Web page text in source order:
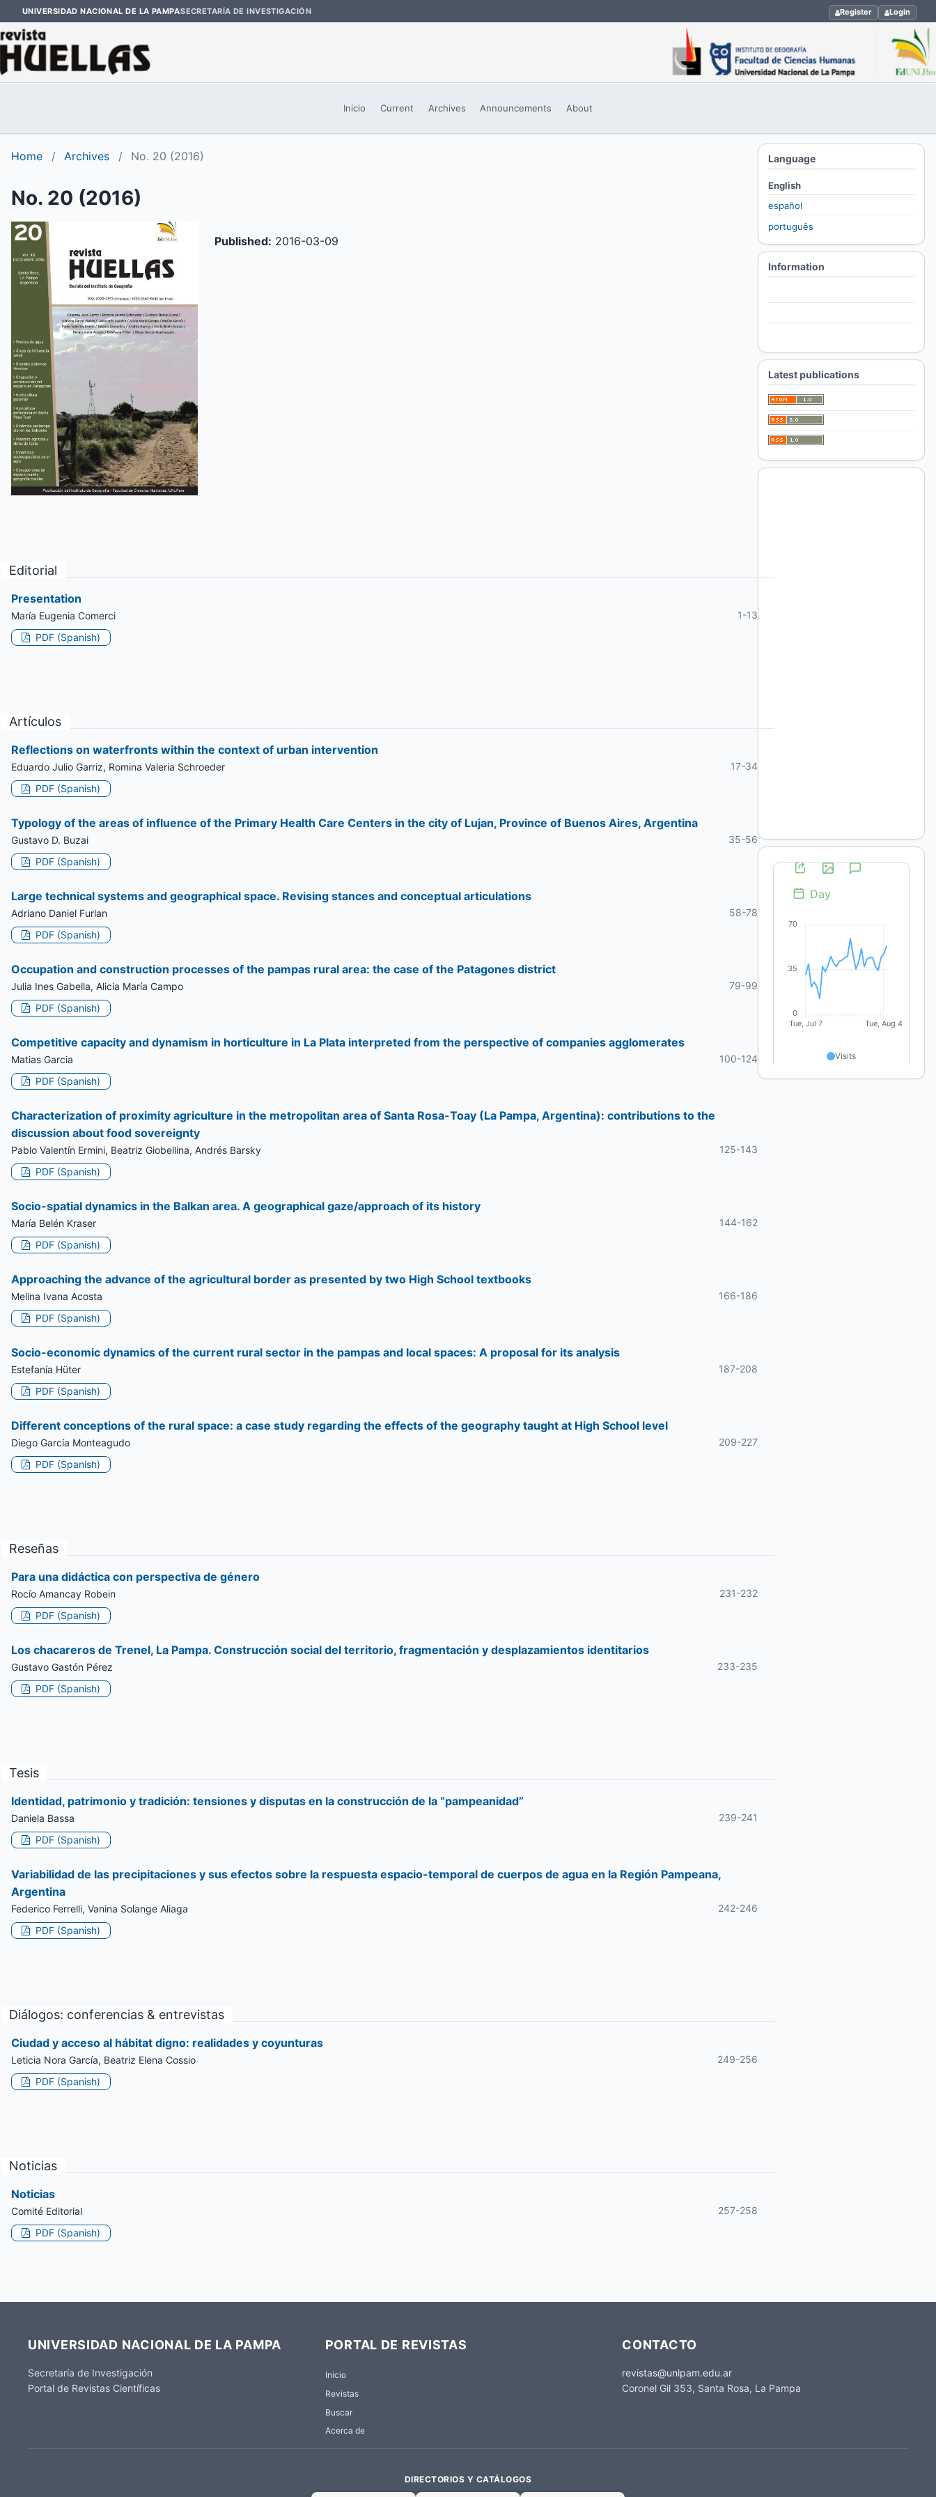
UNIVERSIDAD NACIONAL DE LA PAMPASECRETARÍA DE INVESTIGACIÓN Register Login
Inicio Current Archives Announcements About
Home / Archives / No. 20 (2016)
No. 20 (2016)
Published: 2016-03-09
Editorial
Presentation
María Eugenia Comerci
1-13
PDF (Spanish)
Artículos
Reflections on waterfronts within the context of urban intervention
Eduardo Julio Garriz, Romina Valeria Schroeder
17-34
PDF (Spanish)
Typology of the areas of influence of the Primary Health Care Centers in the city of Lujan, Province of Buenos Aires, Argentina
Gustavo D. Buzai
35-56
PDF (Spanish)
Large technical systems and geographical space. Revising stances and conceptual articulations
Adriano Daniel Furlan
58-78
PDF (Spanish)
Occupation and construction processes of the pampas rural area: the case of the Patagones district
Julia Ines Gabella, Alicia María Campo
79-99
PDF (Spanish)
Competitive capacity and dynamism in horticulture in La Plata interpreted from the perspective of companies agglomerates
Matias Garcia
100-124
PDF (Spanish)
Characterization of proximity agriculture in the metropolitan area of Santa Rosa-Toay (La Pampa, Argentina): contributions to the
discussion about food sovereignty
Pablo Valentín Ermini, Beatriz Giobellina, Andrés Barsky
125-143
PDF (Spanish)
Socio-spatial dynamics in the Balkan area. A geographical gaze/approach of its history
María Belén Kraser
144-162
PDF (Spanish)
Approaching the advance of the agricultural border as presented by two High School textbooks
Melina Ivana Acosta
166-186
PDF (Spanish)
Socio-economic dynamics of the current rural sector in the pampas and local spaces: A proposal for its analysis
Estefanía Hüter
187-208
PDF (Spanish)
Different conceptions of the rural space: a case study regarding the effects of the geography taught at High School level
Diego García Monteagudo
209-227
PDF (Spanish)
Reseñas
Para una didáctica con perspectiva de género
Rocío Amancay Robein
231-232
PDF (Spanish)
Los chacareros de Trenel, La Pampa. Construcción social del territorio, fragmentación y desplazamientos identitarios
Gustavo Gastón Pérez
233-235
PDF (Spanish)
Tesis
Identidad, patrimonio y tradición: tensiones y disputas en la construcción de la “pampeanidad”
Daniela Bassa
239-241
PDF (Spanish)
Variabilidad de las precipitaciones y sus efectos sobre la respuesta espacio-temporal de cuerpos de agua en la Región Pampeana,
Argentina
Federico Ferrelli, Vanina Solange Aliaga
242-246
PDF (Spanish)
Diálogos: conferencias & entrevistas
Ciudad y acceso al hábitat digno: realidades y coyunturas
Leticia Nora García, Beatriz Elena Cossio
249-256
PDF (Spanish)
Noticias
Noticias
Comité Editorial
257-258
PDF (Spanish)
Language
English
español
português
Information
Latest publications
UNIVERSIDAD NACIONAL DE LA PAMPA
Secretaría de Investigación
Portal de Revistas Científicas
PORTAL DE REVISTAS
Inicio
Revistas
Buscar
Acerca de
CONTACTO
revistas@unlpam.edu.ar
Coronel Gil 353, Santa Rosa, La Pampa
DIRECTORIOS Y CATÁLOGOS